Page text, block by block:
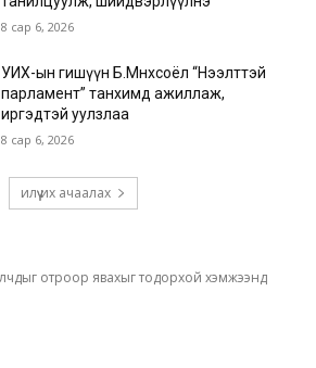
8 сар 6, 2026
УИХ-ын гишүүн Б.Мөнхсоёл “Нээлттэй
парламент” танхимд ажиллаж,
иргэдтэй уулзлаа
8 сар 6, 2026
илүү их ачаалах